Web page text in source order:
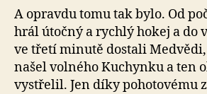
A opravdu tomu tak bylo. Od
hrál útočný a rychlý hokej a do
ve třetí minutě dostali
našel volného Kuchynku a ten
vystřelil. Jen díky pohotovému